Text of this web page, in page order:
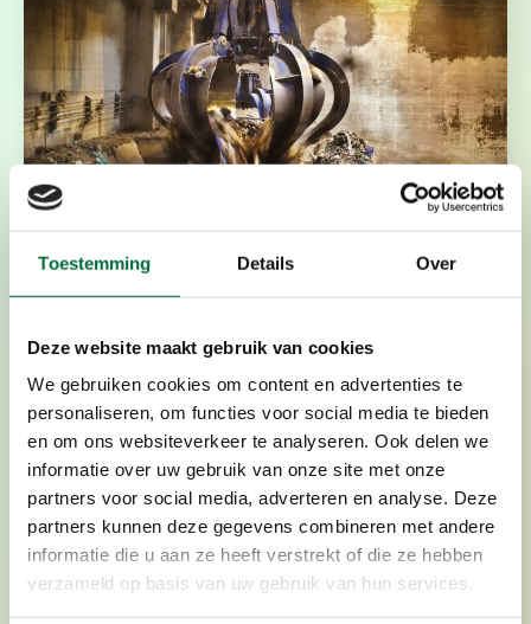
Toestemming Details Over
Deze website maakt gebruik van cookies
We gebruiken cookies om content en advertenties te
personaliseren, om functies voor social media te bieden
en om ons websiteverkeer te analyseren. Ook delen we
informatie over uw gebruik van onze site met onze
partners voor social media, adverteren en analyse. Deze
partners kunnen deze gegevens combineren met andere
informatie die u aan ze heeft verstrekt of die ze hebben
verzameld op basis van uw gebruik van hun services.
In de biostoomcentrale van Beringen wordt
energie opgewekt door de verbranding van
200.000 ton niet-gevaarlijk en niet-
recycleerbaar afval per jaar. Concreet gaat het in
hoofdzaak om huishoudelijk afval, bedrijfsafval
en niet-risicohoudend ziekenhuisafval.